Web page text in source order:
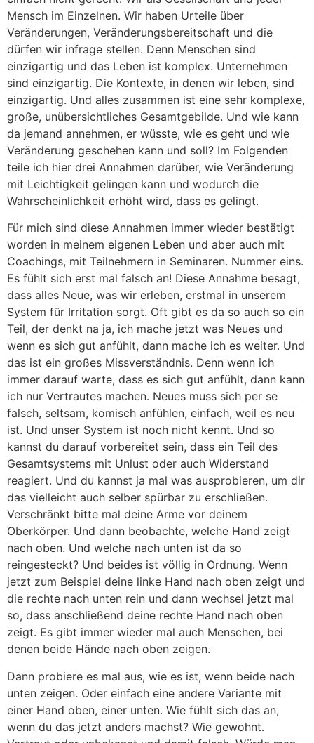
Mensch im Einzelnen. Wir haben Urteile über
Veränderungen, Veränderungsbereitschaft und die
dürfen wir infrage stellen. Denn Menschen sind
einzigartig und das Leben ist komplex. Unternehmen
sind einzigartig. Die Kontexte, in denen wir leben, sind
einzigartig. Und alles zusammen ist eine sehr komplexe,
große, unübersichtliches Gesamtgebilde. Und wie kann
da jemand annehmen, er wüsste, wie es geht und wie
Veränderung geschehen kann und soll? Im Folgenden
teile ich hier drei Annahmen darüber, wie Veränderung
mit Leichtigkeit gelingen kann und wodurch die
Wahrscheinlichkeit erhöht wird, dass es gelingt.
Für mich sind diese Annahmen immer wieder bestätigt
worden in meinem eigenen Leben und aber auch mit
Coachings, mit Teilnehmern in Seminaren. Nummer eins.
Es fühlt sich erst mal falsch an! Diese Annahme besagt,
dass alles Neue, was wir erleben, erstmal in unserem
System für Irritation sorgt. Oft gibt es da so auch so ein
Teil, der denkt na ja, ich mache jetzt was Neues und
wenn es sich gut anfühlt, dann mache ich es weiter. Und
das ist ein großes Missverständnis. Denn wenn ich
immer darauf warte, dass es sich gut anfühlt, dann kann
ich nur Vertrautes machen. Neues muss sich per se
falsch, seltsam, komisch anfühlen, einfach, weil es neu
ist. Und unser System ist noch nicht kennt. Und so
kannst du darauf vorbereitet sein, dass ein Teil des
Gesamtsystems mit Unlust oder auch Widerstand
reagiert. Und du kannst ja mal was ausprobieren, um dir
das vielleicht auch selber spürbar zu erschließen.
Verschränkt bitte mal deine Arme vor deinem
Oberkörper. Und dann beobachte, welche Hand zeigt
nach oben. Und welche nach unten ist da so
reingesteckt? Und beides ist völlig in Ordnung. Wenn
jetzt zum Beispiel deine linke Hand nach oben zeigt und
die rechte nach unten rein und dann wechsel jetzt mal
so, dass anschließend deine rechte Hand nach oben
zeigt. Es gibt immer wieder mal auch Menschen, bei
denen beide Hände nach oben zeigen.
Dann probiere es mal aus, wie es ist, wenn beide nach
unten zeigen. Oder einfach eine andere Variante mit
einer Hand oben, einer unten. Wie fühlt sich das an,
wenn du das jetzt anders machst? Wie gewohnt.